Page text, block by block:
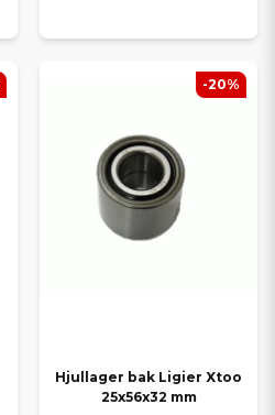
Hjullager bak Ligier Xtoo
25x56x32 mm
-20%